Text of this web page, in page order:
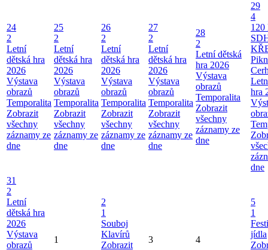
24
2
Letní
dětská hra
2026
Výstava
obrazů
Temporalita
Zobrazit
všechny
záznamy ze
dne
25
2
Letní
dětská hra
2026
Výstava
obrazů
Temporalita
Zobrazit
všechny
záznamy ze
dne
26
2
Letní
dětská hra
2026
Výstava
obrazů
Temporalita
Zobrazit
všechny
záznamy ze
dne
27
2
Letní
dětská hra
2026
Výstava
obrazů
Temporalita
Zobrazit
všechny
záznamy ze
dne
28
2
Letní dětská
hra 2026
Výstava
obrazů
Temporalita
Zobrazit
všechny
záznamy ze
dne
29
4
120
hra
dne
31
2
Letní
dětská hra
2026
Výstava
obrazů
1
2
1
Souboj
Klavírů
Zobrazit
3 4
5
1
jídla